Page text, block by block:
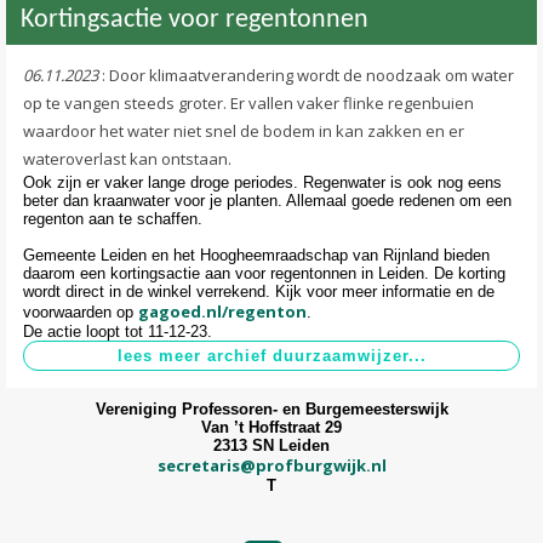
Kortingsactie voor regentonnen
06.11.2023: Door klimaatverandering wordt de noodzaak om water
op te vangen steeds groter. Er vallen vaker flinke regenbuien
waardoor het water niet snel de bodem in kan zakken en er
wateroverlast kan ontstaan.
Ook zijn er vaker lange droge periodes. Regenwater is ook nog eens
beter dan kraanwater voor je planten. Allemaal goede redenen om een
regenton aan te schaffen.
Gemeente Leiden en het Hoogheemraadschap van Rijnland bieden
daarom een kortingsactie aan voor regentonnen in Leiden. De korting
wordt direct in de winkel verrekend. Kijk voor meer informatie en de
voorwaarden op gagoed.nl/regenton
De actie loopt tot 11-12-23.
Vereniging Professoren- en Burgemeesterswijk
Van ’t Hoffstraat 29
2313 SN Leiden
secretaris@profburgwijk.nl
T